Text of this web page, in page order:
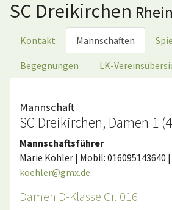
SC Dreikirchen
Kontakt Mannschaften
Begegnungen LK-
Mannschaft
SC Dreikirchen, Damen 1
Mannschaftsführer
Marie Köhler | Mobil: 016095143640 |
koehler@gmx.de
Damen D-Klasse Gr. 016